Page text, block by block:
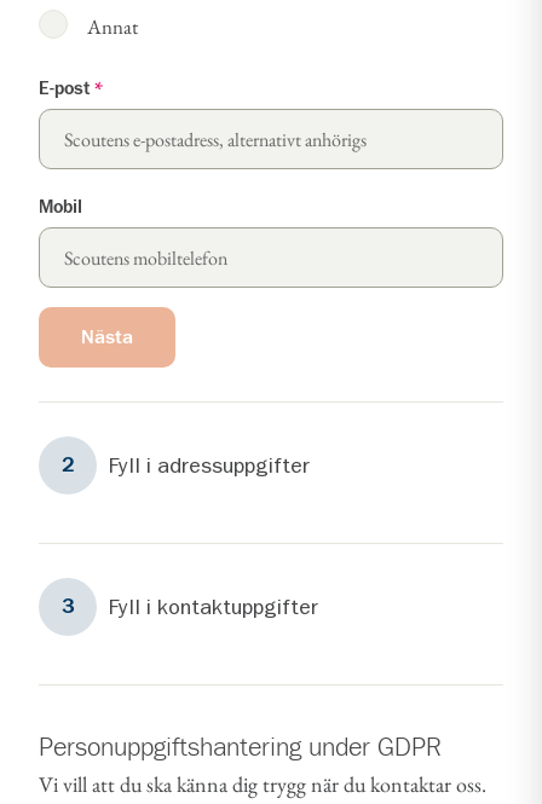
Annat
E-post *
Mobil
Nästa
2 Steg2
Fyll i adressuppgifter
3 Steg3
Fyll i kontaktuppgifter
Personuppgiftshantering under GDPR
Vi vill att du ska känna dig trygg när du kontaktar oss.